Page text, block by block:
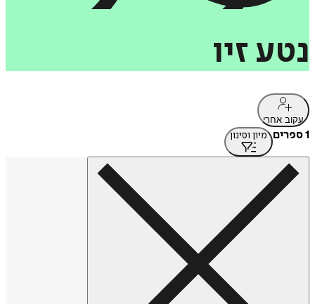
נטע זיו
עקוב אחרי
1 ספרים מיון וסינון